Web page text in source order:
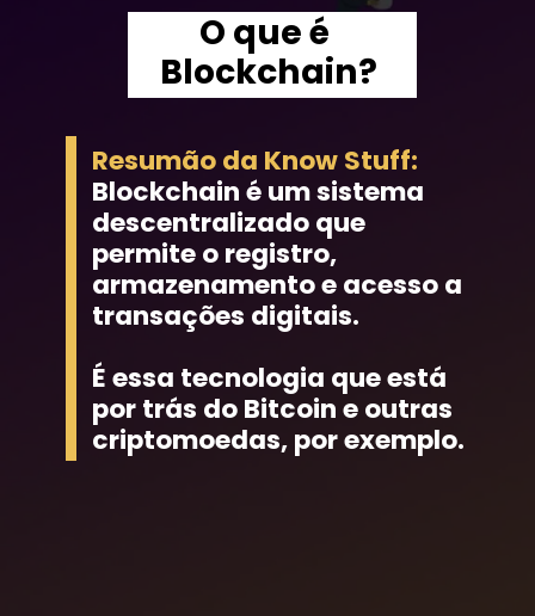
Blockchain é um sistema
descentralizado que
permite o registro,
armazenamento e acesso a
transações digitais.
É essa tecnologia que está
por trás do Bitcoin e outras
criptomoedas, por exemplo.
O que é
Blockchain?